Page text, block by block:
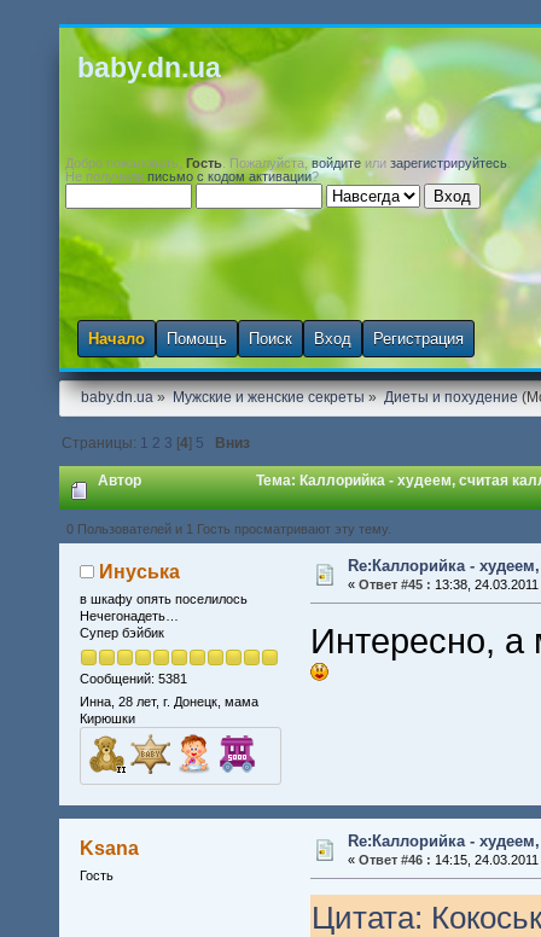
baby.dn.ua
Добро пожаловать, Гость . Пожалуйста,войдите или зарегистрируйтесь
Не получили письмо с кодом активации?
Начало Помощь Поиск Вход Регистрация
baby.dn.ua» Мужские и женские секреты» Диеты и похудение
Страницы: 1 2 3 [4] 5 Вниз
Автор Тема: Каллорийка - худеем, считая
0 Пользователей и 1 Гость просматривают эту тему.
Инуська
в шкафу опять поселилось
Нечегонадеть…
Супер бэйбик
Сообщений: 5381
Инна, 28 лет, г. Донецк, мама
Кирюшки
Re:Каллорийка -
« Ответ #45 : 13:38, 24.03.2011
Интересно, а
Ksana
Гость
Re:Каллорийка -
« Ответ #46 : 14:15, 24.03.2011
Цитата: